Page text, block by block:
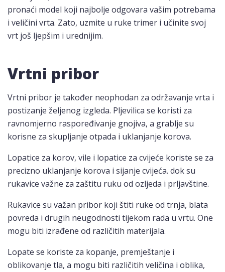
pronaći model koji najbolje odgovara vašim potrebama
i veličini vrta. Zato, uzmite u ruke trimer i učinite svoj
vrt još ljepšim i urednijim.
Vrtni pribor
Vrtni pribor je također neophodan za održavanje vrta i
postizanje željenog izgleda. Pljevilica se koristi za
ravnomjerno raspoređivanje gnojiva, a grablje su
korisne za skupljanje otpada i uklanjanje korova.
Lopatice za korov, vile i lopatice za cvijeće koriste se za
precizno uklanjanje korova i sijanje cvijeća. dok su
rukavice važne za zaštitu ruku od ozljeda i prljavštine.
Rukavice su važan pribor koji štiti ruke od trnja, blata
povreda i drugih neugodnosti tijekom rada u vrtu. One
mogu biti izrađene od različitih materijala.
Lopate se koriste za kopanje, premještanje i
oblikovanje tla, a mogu biti različitih veličina i oblika,